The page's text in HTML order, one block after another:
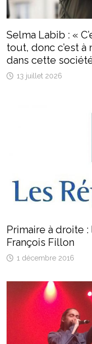
Selma Labib : «
tout, donc c’est
dans cette
13 juillet 2026
Primaire à droite
François Fillon
1 décembre 2016